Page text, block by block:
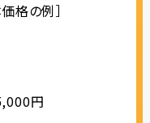
格の例］
円